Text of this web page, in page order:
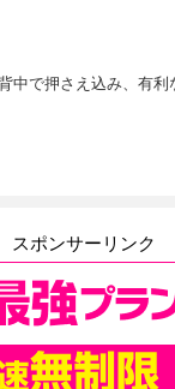
中で押さえ込み、有利
スポンサーリンク